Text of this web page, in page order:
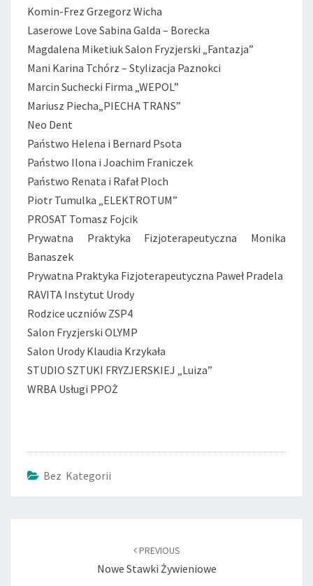
Komin-Frez Grzegorz Wicha
Laserowe Love Sabina Galda – Borecka
Magdalena Miketiuk Salon Fryzjerski „Fantazja”
Mani Karina Tchórz – Stylizacja Paznokci
Marcin Suchecki Firma „WEPOL”
Mariusz Piecha„PIECHA TRANS”
Neo Dent
Państwo Helena i Bernard Psota
Państwo Ilona i Joachim Franiczek
Państwo Renata i Rafał Ploch
Piotr Tumulka „ELEKTROTUM”
PROSAT Tomasz Fojcik
Prywatna Praktyka Fizjoterapeutyczna Monika
Banaszek
Prywatna Praktyka Fizjoterapeutyczna Paweł Pradela
RAVITA Instytut Urody
Rodzice uczniów ZSP4
Salon Fryzjerski OLYMP
Salon Urody Klaudia Krzykała
STUDIO SZTUKI FRYZJERSKIEJ „Luiza”
WRBA Usługi PPOŻ
Bez Kategorii
PREVIOUS
Nowe Stawki Żywieniowe